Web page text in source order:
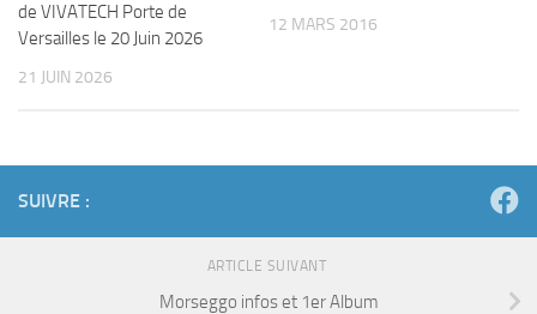
de VIVATECH Porte de
Versailles le 20 Juin 2026
21 JUIN 2026
12 MARS 2016
SUIVRE :
ARTICLE SUIVANT
Morseggo infos et 1er Album